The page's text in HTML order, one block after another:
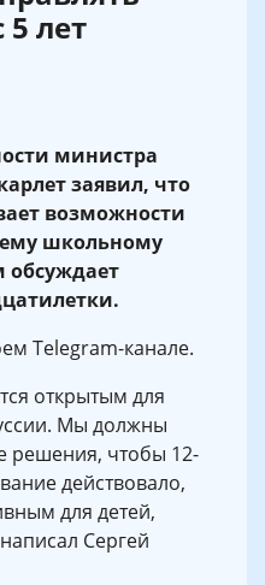
лет
министра
заявил, что
возможности
школьному
обсуждает
Telegram-канале.
открытым для
Мы должны
решения, чтобы 12-
действовало,
для детей,
Сергей